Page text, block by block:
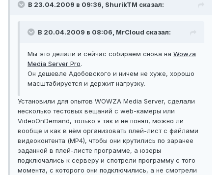
В 23.04.2009 в 09:36, ShurikTM сказал:
В 20.04.2009 в 08:06, MrCloud сказал:
Мы это делали и сейчас собираем снова на Wowza
Media Server Pro.
Он дешевле Адобовского и ничем не хуже, хорошо
масштабируется и держит нагрузку.
Установили для опытов WOWZA Media Server, сделали
несколько тестовых вещаний с web-камеры или
VideoOnDemand, только я так и не понял, можно ли
вообще и как в нём организовать плей-лист с файлами
видеоконтента (МР4), чтобы они крутились по заранее
заданной в плей-листе программе, а юзеры
подключались к серверу и спотрели программу с того
момента, с которого они подключились, а не смотрели